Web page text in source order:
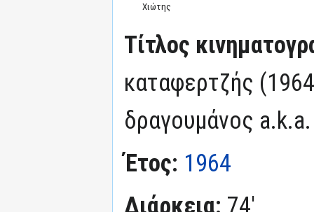
Χιώτης
Τίτλος
καταφερτζής
δραγουμάνος
Έτος: 1964
Διάρκεια: 74'